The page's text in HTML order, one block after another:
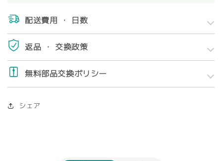
配送費用 ・ 日数
返品 ・ 交換政策
無料部品交換ポリシー
シェア